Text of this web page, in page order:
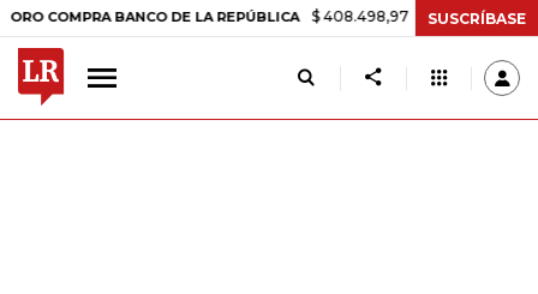
BANCO DE LA REPÚBLICA $ 408.498,97 +$ 8.753,81 +2,19%
SUSCRÍBASE